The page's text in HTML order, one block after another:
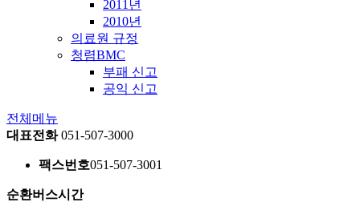
2011년
2010년
의료원 규정
청렴BMC
부패 신고
공익 신고
전체메뉴
대표전화 051-507-3000
팩스번호051-507-3001
순환버스시간